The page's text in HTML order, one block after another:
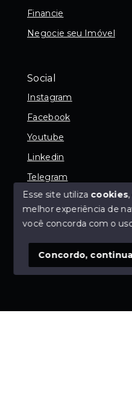
Financie
Negocie seu Imóvel
Social
Instagram
Facebook
Youtube
Linkedin
Telegram
© Copyright 2026 - SGK
SITE PARA IMOBILIARIA
Esse site utiliza cookies
melhor experiência de
você concorda com o
Concordo,